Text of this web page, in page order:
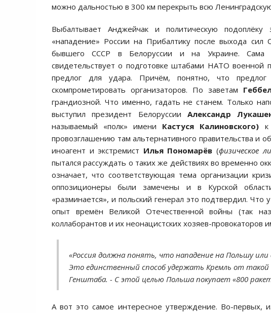
можно дальностью в 300 км перекрыть всю
Выбалтывает Анджейчак и политическую
«нападение» России на Прибалтику после выхода сил
бывшего СССР в Белоруссии и на Украине. Сама
свидетельствует о подготовке штабами НАТО военной
предлог для удара. Причём, понятно, что
скомпрометировать организаторов. По заветам
грандиозной. Что именно, гадать не станем. Только
выступил президент Белоруссии Александр
называемый «полк» имени Кастуся Калиновского)
провозглашению там альтернативного правительства
иноагент и экстремист Илья Пономарёв (физическое
пытался рассуждать о таких же действиях во временно
означает, что соответствующая тема организации
оппозиционеры были замечены и в Курской
«разминается», и польский генерал это подтвердил.
опыт времён Великой Отечественной войны (так
коллаборантов и их неонацистских хозяев-провокаторов
«Россия должна понять, что нападение на Польшу
Это единственный способ удержать Кремль от
Генштаба. - С этой целью Польша покупает «800
А вот это самое интересное утверждение. Во-первых,